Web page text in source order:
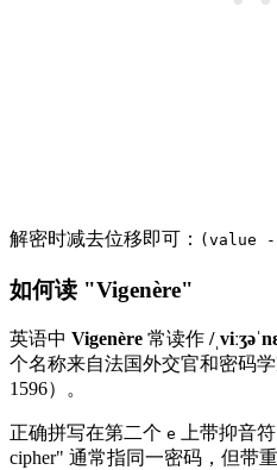
解密时减去位移即可： (value
如何读 "Vigenère"
英语中 Vigenère 常读作 /
个名称来自法国外交官和密码
1596）。
正确拼写在第二个 e 上带抑音符
cipher" 通常指同一密码，但带